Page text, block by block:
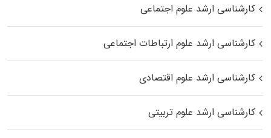
کارشناسی ارشد علوم اجتماعی
کارشناسی ارشد علوم ارتباطات اجتماعی
کارشناسی ارشد علوم اقتصادی
کارشناسی ارشد علوم تربیتی